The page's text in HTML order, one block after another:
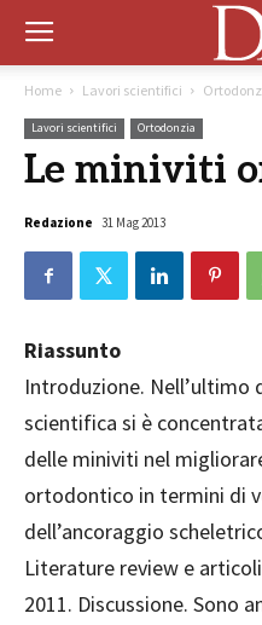
Home Lavori scientifici
Lavori scientifici Ortodonzia
Le miniviti
Redazione 31 Mag 2013
Riassunto
Introduzione. Nell’ultimo
scientifica si è
delle miniviti nel
ortodontico in termini di
dell’ancoraggio
Literature review e
2011. Discussione. Sono